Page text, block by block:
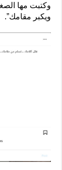
وكتبت مها
ويكبر مقامك”.